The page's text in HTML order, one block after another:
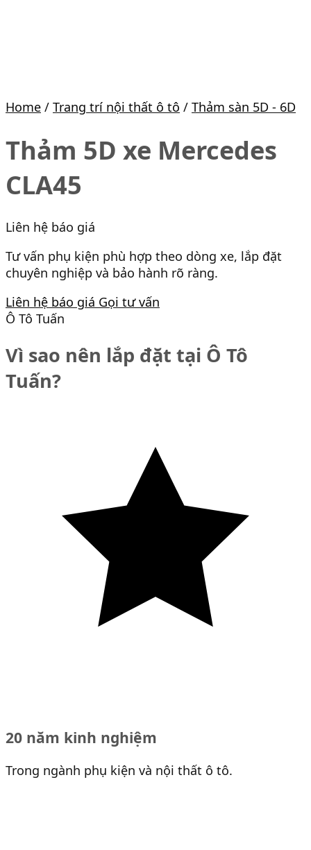
Home / Trang trí nội thất ô tô / Thảm sàn 5D - 6D
Thảm 5D xe Mercedes
CLA45
Liên hệ báo giá
Tư vấn phụ kiện phù hợp theo dòng xe, lắp đặt
chuyên nghiệp và bảo hành rõ ràng.
Liên hệ báo giá Gọi tư vấn
Ô Tô Tuấn
Vì sao nên lắp đặt tại Ô Tô
Tuấn?
20 năm kinh nghiệm
Trong ngành phụ kiện và nội thất ô tô.